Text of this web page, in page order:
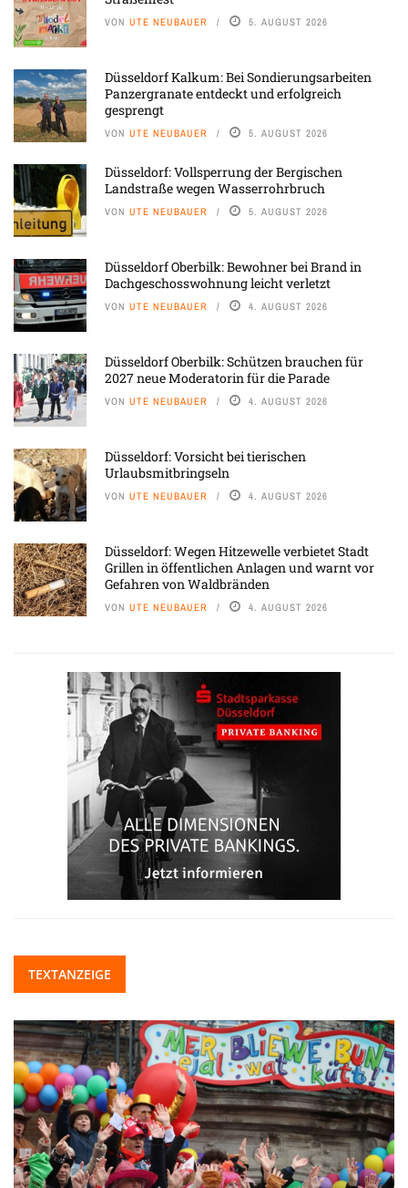
VON UTE NEUBAUER 5. AUGUST 2026
Düsseldorf Kalkum: Bei Sondierungsarbeiten
Panzergranate entdeckt und erfolgreich
gesprengt
VON UTE NEUBAUER 5. AUGUST 2026
Düsseldorf: Vollsperrung der Bergischen
Landstraße wegen Wasserrohrbruch
VON UTE NEUBAUER 5. AUGUST 2026
Düsseldorf Oberbilk: Bewohner bei Brand in
Dachgeschosswohnung leicht verletzt
VON UTE NEUBAUER 4. AUGUST 2026
Düsseldorf Oberbilk: Schützen brauchen für
2027 neue Moderatorin für die Parade
VON UTE NEUBAUER 4. AUGUST 2026
Düsseldorf: Vorsicht bei tierischen
Urlaubsmitbringseln
VON UTE NEUBAUER 4. AUGUST 2026
Düsseldorf: Wegen Hitzewelle verbietet Stadt
Grillen in öffentlichen Anlagen und warnt vor
Gefahren von Waldbränden
VON UTE NEUBAUER 4. AUGUST 2026
TEXTANZEIGE